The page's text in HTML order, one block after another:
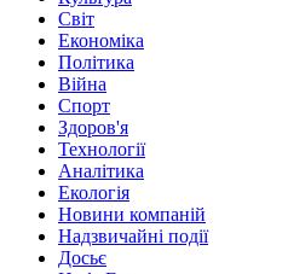
Світ
Економіка
Політика
Війна
Спорт
Здоров'я
Технології
Аналітика
Екологія
Новини компаній
Надзвичайні події
Досьє